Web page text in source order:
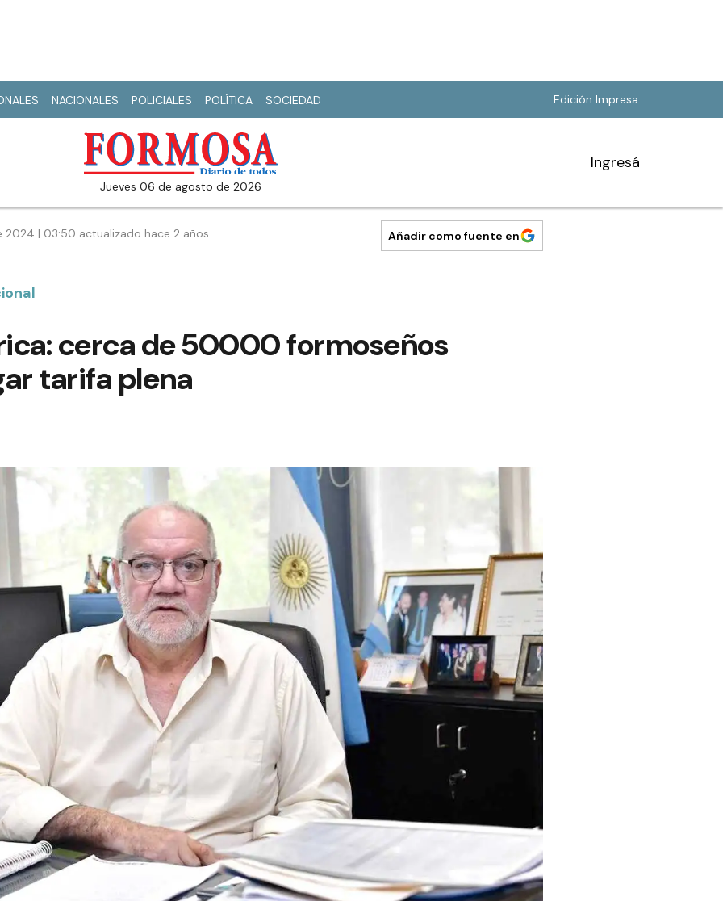
NACIONALES POLICIALES POLÍTICA SOCIEDAD Edición Impresa
jueves 06 de agosto de 2026
Ingresá
2024 | 03:50 actualizado hace 2 años Añadir como fuente en
cerca de 50000 formoseños
tarifa plena